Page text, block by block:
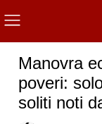
Manovra
poveri:
soliti noti